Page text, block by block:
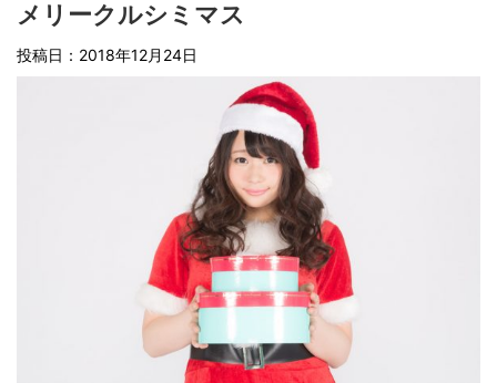
メリークルシミマス
投稿日： 2018年12月24日